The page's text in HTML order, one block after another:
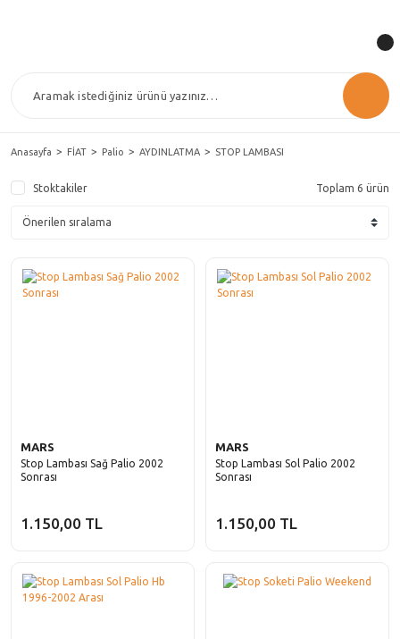
Anasayfa FİAT Palio AYDINLATMA STOP LAMBASI
Stoktakiler Toplam 6 ürün
MARS
Stop Lambası Sağ Palio 2002
Sonrası
1.150,00 TL
MARS
Stop Lambası Sol Palio 2002
Sonrası
1.150,00 TL